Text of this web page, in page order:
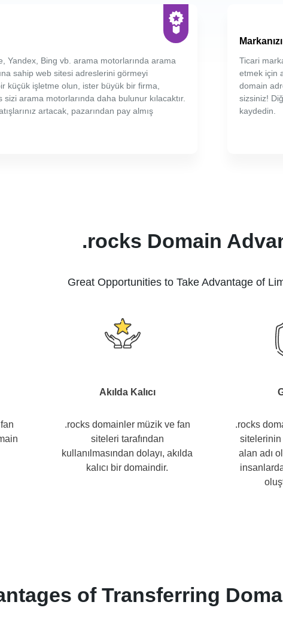
Yandex, Bing vb. arama motorlarında arama
sahip web sitesi adreslerini görmeyi
küçük işletme olun, ister büyük bir firma,
sizi arama motorlarında daha bulunur kılacaktır.
artacak, pazarından pay almış
Ticari
etmek için
domain
sizsiniz!
kaydedin.
.rocks Domain
Great Opportunities to Take Advantage of
Akılda Kalıcı
.rocks domainler müzik ve fan
siteleri tarafından
kullanılmasından dolayı, akılda
kalıcı bir domaindir.
.rocks
sitelerinin
alan adı
of Transferring